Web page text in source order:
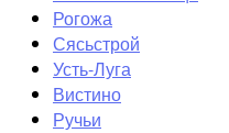
Рогожа
Сясьстрой
Усть-Луга
Вистино
Ручьи